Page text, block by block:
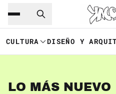
Saltar al contenido
CULTURA DISEÑO Y
LO MÁS NUEVO